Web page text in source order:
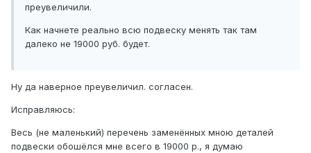
преувеличили.
Как начнете реально всю подвеску менять так там
далеко не 19000 руб. будет.
Ну да наверное преувеличил. согласен.
Исправляюсь:
Весь (не маленький) перечень заменённых мною деталей
подвески обошёлся мне всего в 19000 р., я думаю